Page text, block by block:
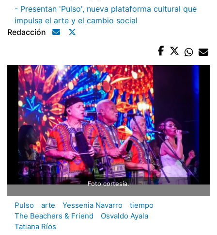
- Presentan 'Pulso', nueva plataforma cultural que
impulsa el arte y el cambio social
Redacción
Foto cortesía.
Pulso arte Yessenia Navarro
tiempo
The Beachers & Friend
Osvaldo Ayala
Tatiana Ríos